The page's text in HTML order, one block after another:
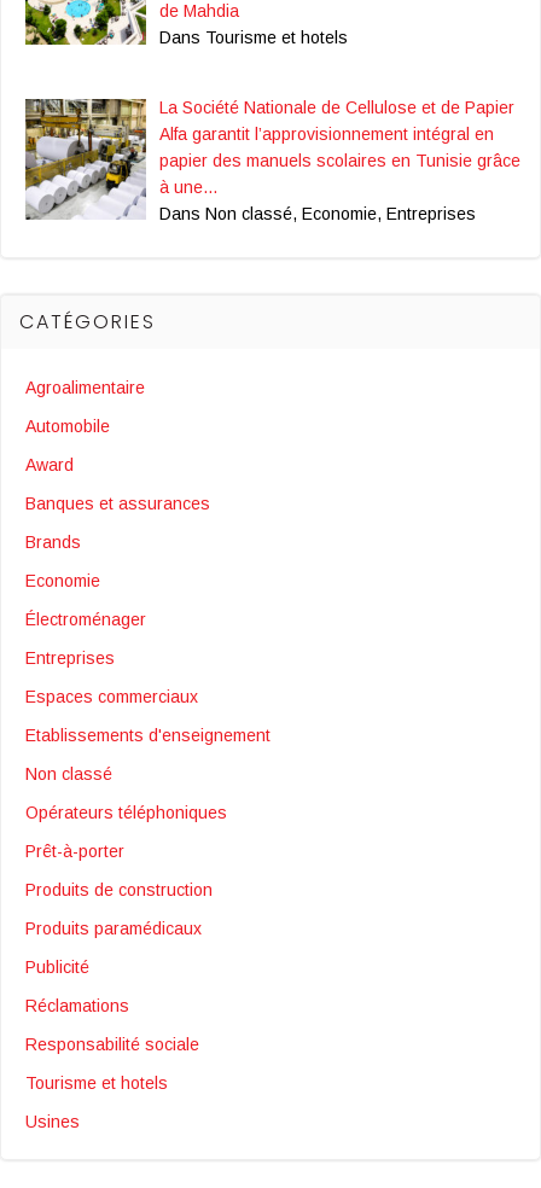
de Mahdia
Dans Tourisme et hotels
La Société Nationale de Cellulose et de Papier
Alfa garantit l’approvisionnement intégral en
papier des manuels scolaires en Tunisie grâce
à une…
Dans Non classé, Economie, Entreprises
CATÉGORIES
Agroalimentaire
Automobile
Award
Banques et assurances
Brands
Economie
Électroménager
Entreprises
Espaces commerciaux
Etablissements d'enseignement
Non classé
Opérateurs téléphoniques
Prêt-à-porter
Produits de construction
Produits paramédicaux
Publicité
Réclamations
Responsabilité sociale
Tourisme et hotels
Usines